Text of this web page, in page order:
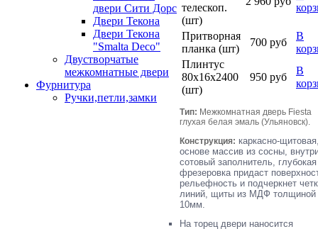
двери Сити Дорс
Двери Текона
Двери Текона
"Smalta Deco"
Двустворчатые
межкомнатные двери
Фурнитура
Ручки,петли,замки
телескоп.
(шт)
Притворная
планка (шт)
700 руб
В
Плинтус
80х16х2400
(шт)
950 руб
В
Тип: Межкомнатная дверь Fiesta
глухая белая эмаль (Ульяновск).
Конструкция: каркасно-
основе массив из сосны,
сотовый заполнитель, глубокая
фрезеровка придаст
рельефность и подчеркнет
линий, щиты из МДФ толщиной
10мм.
На торец двери наносится